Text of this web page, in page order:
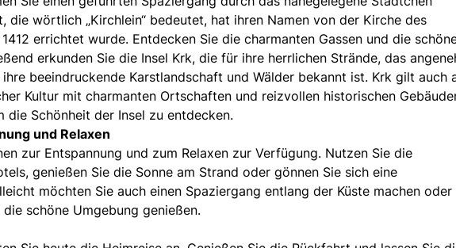
die wörtlich „Kirchlein“ bedeutet, hat ihren Namen von der Kirche des
errichtet wurde. Entdecken Sie die charmanten Gassen und die
erkunden Sie die Insel Krk, die für ihre herrlichen Strände, das
beeindruckende Karstlandschaft und Wälder bekannt ist. Krk gilt auch
Kultur mit charmanten Ortschaften und reizvollen historischen
die Schönheit der Insel zu entdecken.
und Relaxen
zur Entspannung und zum Relaxen zur Verfügung. Nutzen Sie die
genießen Sie die Sonne am Strand oder gönnen Sie sich eine
möchten Sie auch einen Spaziergang entlang der Küste machen oder
schöne Umgebung genießen.